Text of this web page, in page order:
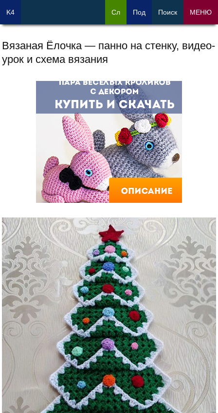
Вязаная Ёлочка — панно на стенку, видео-
урок и схема вязания
K4 Сл Под Поиск МЕНЮ